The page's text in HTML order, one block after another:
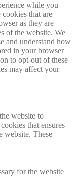
while you
that are
as they are
of the website. We
and understand how
in your browser
to opt-out of these
may affect your
website to
that ensures
website. These
for the website